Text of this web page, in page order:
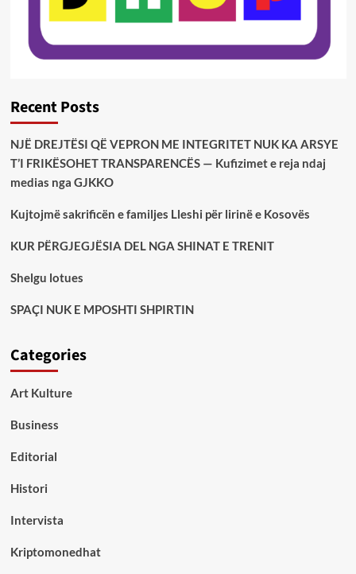
Recent Posts
NJË DREJTËSI QË VEPRON ME INTEGRITET NUK KA ARSYE
T’I FRIKËSOHET TRANSPARENCËS — Kufizimet e reja ndaj
medias nga GJKKO
Kujtojmë sakrificën e familjes Lleshi për lirinë e Kosovës
KUR PËRGJEGJËSIA DEL NGA SHINAT E TRENIT
Shelgu lotues
SPAÇI NUK E MPOSHTI SHPIRTIN
Categories
Art Kulture
Business
Editorial
Histori
Intervista
Kriptomonedhat